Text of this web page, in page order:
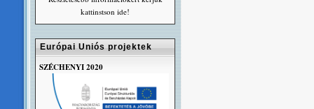
kattinstson ide!
Európai Uniós projektek
SZÉCHENYI 2020